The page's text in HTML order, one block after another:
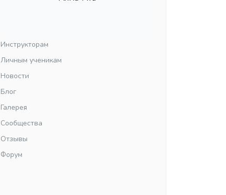
Инструкторам
Личным ученикам
Новости
Блог
Галерея
Сообщества
Отзывы
Форум